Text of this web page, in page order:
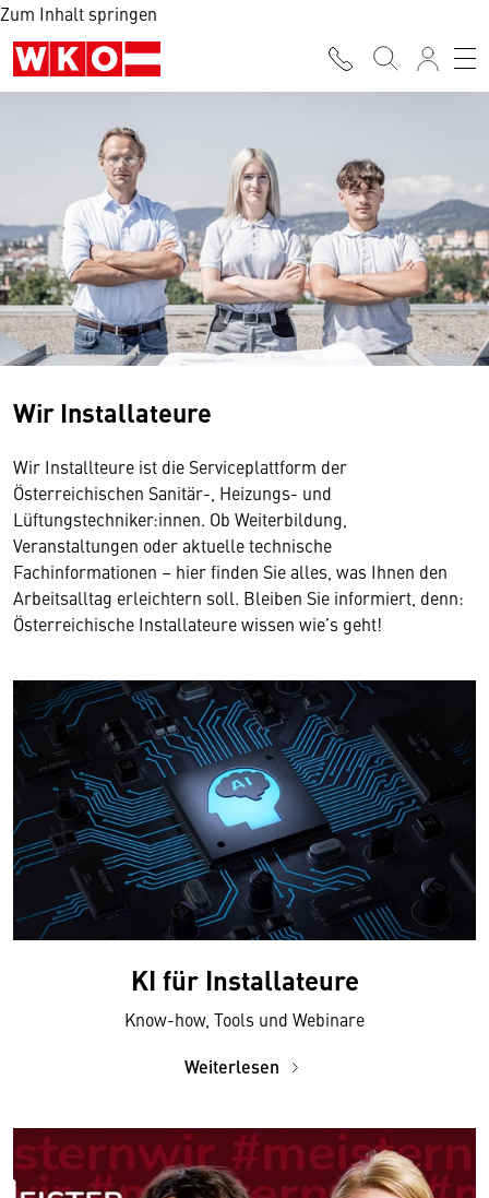
Zum Inhalt springen
Wir Installateure
Wir Installteure ist die Serviceplattform der
Österreichischen Sanitär-, Heizungs- und
Lüftungstechniker:innen. Ob Weiterbildung,
Veranstaltungen oder aktuelle technische
Fachinformationen – hier finden Sie alles, was Ihnen den
Arbeitsalltag erleichtern soll. Bleiben Sie informiert, denn:
Österreichische Installateure wissen wie’s geht!
KI für Installateure
Know-how, Tools und Webinare
Weiterlesen